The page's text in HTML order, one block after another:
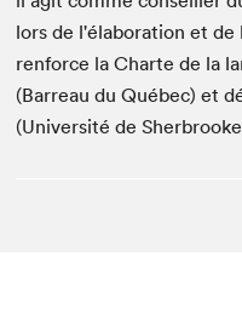
lors de l'élaboration et
renforce la Charte de la
(Barreau du Québec) et
(Université de